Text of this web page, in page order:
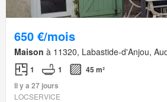
650 €/mois
Maison à 11320, Labastide-d'Anjou,
1 1
45 m²
Il y a 27 jours
LOCSERVICE